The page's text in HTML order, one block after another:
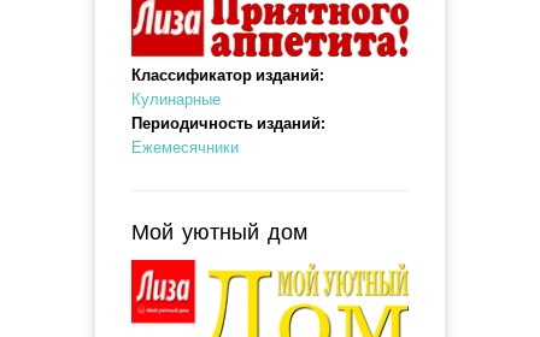
Классификатор изданий:
Кулинарные
Периодичность изданий:
Ежемесячники
Мой уютный дом